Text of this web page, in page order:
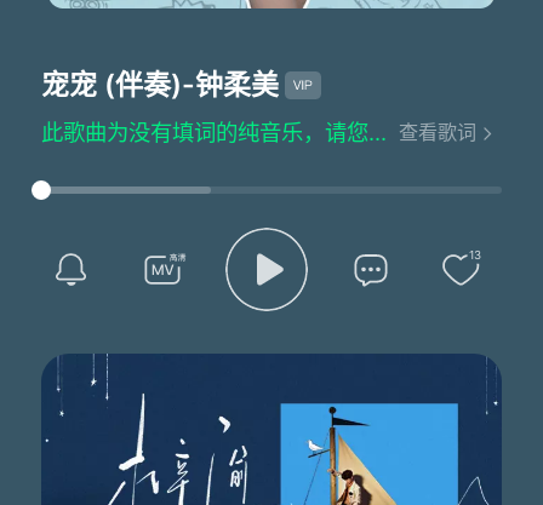
宠宠 (伴奏)-钟柔美
此歌曲为没有填词的纯音乐，请您欣赏 查看歌词
13